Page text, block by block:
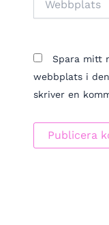
Spara mitt
webbplats i
skriver en